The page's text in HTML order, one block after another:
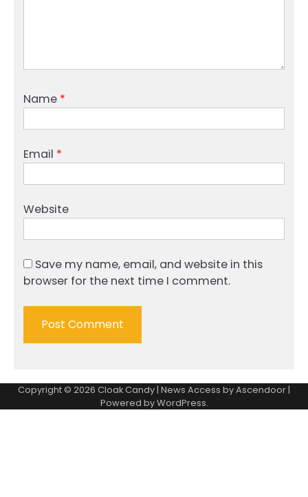
Name *
Email *
Website
Save my name, email, and website in this
browser for the next time I comment.
Copyright © 2026 Cloak Candy | News Access byAscendoor |
Powered byWordPress.